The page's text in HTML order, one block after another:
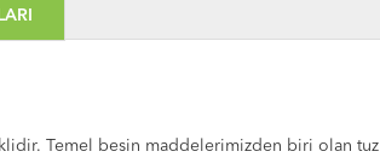
Temel besin maddelerimizden biri olan tuz